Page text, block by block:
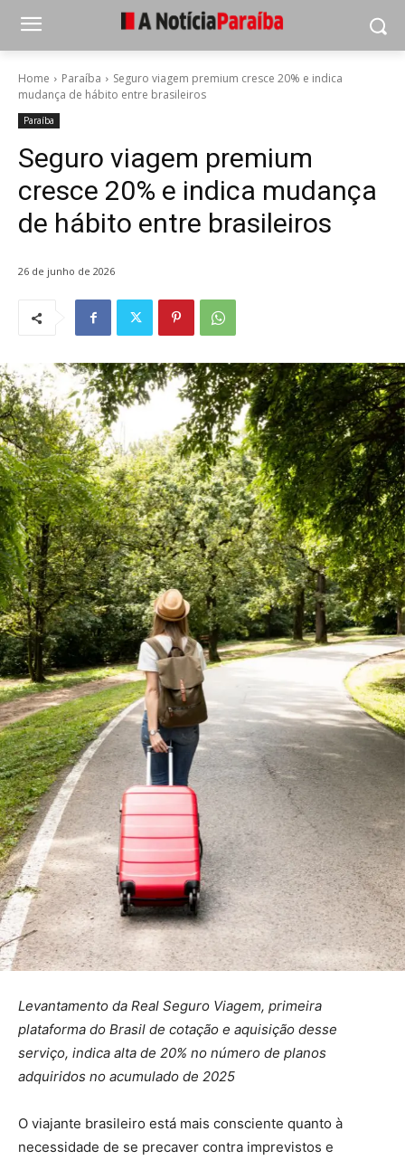
Home Paraíba
Seguro viagem premium cresce 20% e indica
mudança de hábito entre brasileiros
Paraíba
Seguro viagem premium
cresce 20% e indica mudança
de hábito entre brasileiros
26 de junho de 2026
Levantamento da Real Seguro Viagem, primeira
plataforma do Brasil de cotação e aquisição desse
serviço, indica alta de 20% no número de planos
adquiridos no acumulado de 2025
O viajante brasileiro está mais consciente quanto à
necessidade de se precaver contra imprevistos e